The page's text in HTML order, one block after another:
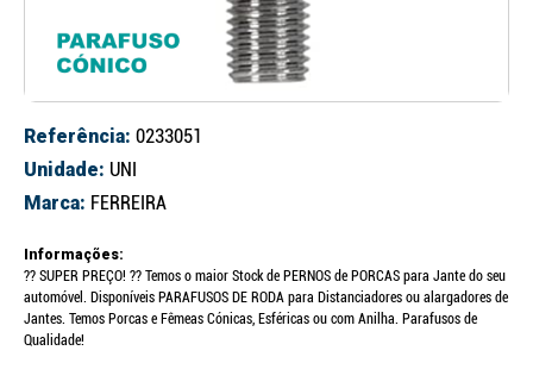
Referência: 0233051
Unidade: UNI
Marca: FERREIRA
Informações:
?? SUPER PREÇO! ?? Temos o maior Stock de PERNOS de PORCAS para Jante do seu
automóvel. Disponíveis PARAFUSOS DE RODA para Distanciadores ou alargadores de
Jantes. Temos Porcas e Fêmeas Cónicas, Esféricas ou com Anilha. Parafusos de
Qualidade!